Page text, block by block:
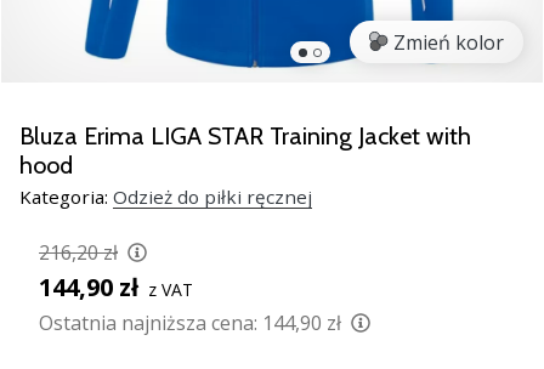
ręcznej
PUMA
Accelerate
NITRO
5!
Odkryj
innowacje
Zmień kolor
Bluza Erima LIGA STAR Training Jacket with
hood
Kategoria: Odzież do piłki ręcznej
216,20 zł
144,90 zł z VAT
Ostatnia najniższa cena: 144,90 zł